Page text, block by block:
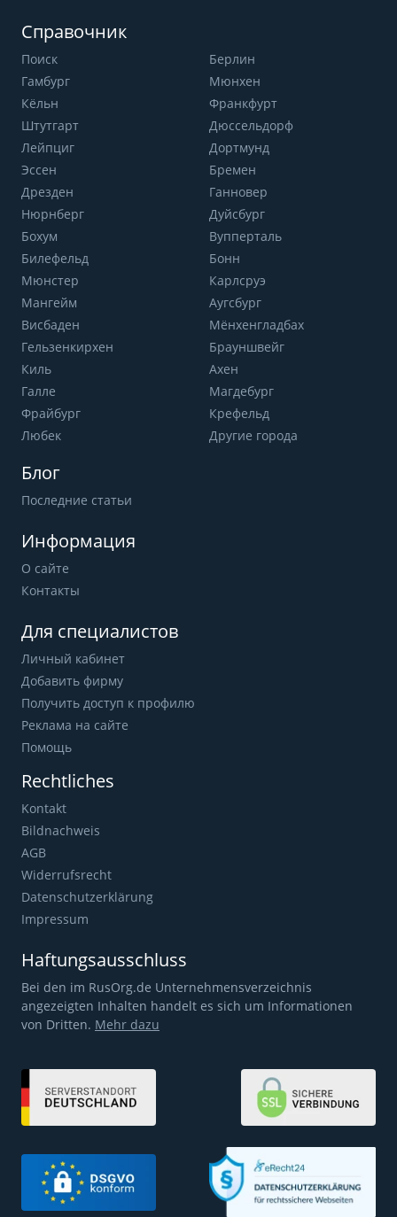
Справочник
Поиск
Берлин
Гамбург
Мюнхен
Кёльн
Франкфурт
Штутгарт
Дюссельдорф
Лейпциг
Дортмунд
Эссен
Бремен
Дрезден
Ганновер
Нюрнберг
Дуйсбург
Бохум
Вупперталь
Билефельд
Бонн
Мюнстер
Карлсруэ
Мангейм
Аугсбург
Висбаден
Мёнхенгладбах
Гельзенкирхен
Брауншвейг
Киль
Ахен
Галле
Магдебург
Фрайбург
Крефельд
Любек
Другие города
Блог
Последние статьи
Информация
О сайте
Контакты
Для специалистов
Личный кабинет
Добавить фирму
Получить доступ к профилю
Реклама на сайте
Помощь
Rechtliches
Kontakt
Bildnachweis
AGB
Widerrufsrecht
Datenschutzerklärung
Impressum
Haftungsausschluss
Bei den im RusOrg.de Unternehmensverzeichnis
angezeigten Inhalten handelt es sich um Informationen
von Dritten. Mehr dazu